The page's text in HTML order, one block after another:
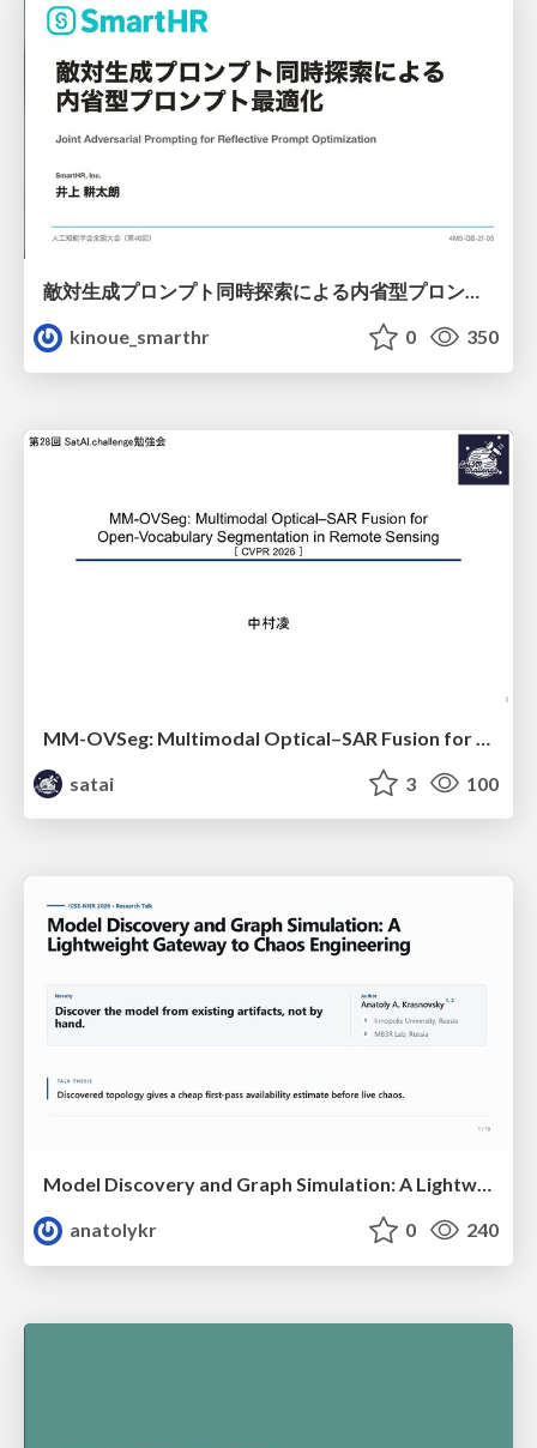
敵対生成プロンプト同時探索による内省型プロンプト最適化
kinoue_smarthr
0 350
satai
3 100
Model Discovery and Graph Simulation: A Lightweight Gateway to Chaos Engineering
anatolykr
0 240